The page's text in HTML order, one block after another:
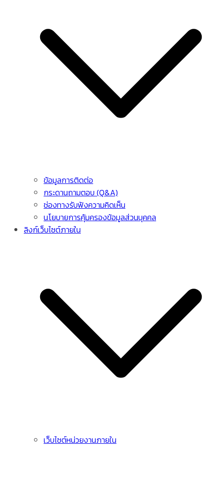
ข้อมูลการติดต่อ
กระดานถามตอบ (Q&A)
ช่องทางรับฟังความคิดเห็น
นโยบายการคุ้มครองข้อมูลส่วนบุคคล
ลิงก์เว็บไซต์ภายใน
เว็บไซต์หน่วยงานภายใน